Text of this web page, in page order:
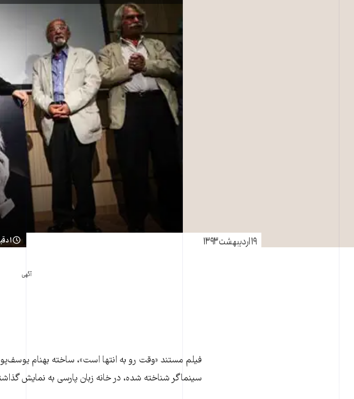
۱۹ اردیبهشت ۱۳۹۳ ۱ دقیقه
آگهی
فیلم مستند «وقت رو به انتها است»، ساخته بهنام
سینماگر شناخته شده، در خانه زبان پارسی به نمایش